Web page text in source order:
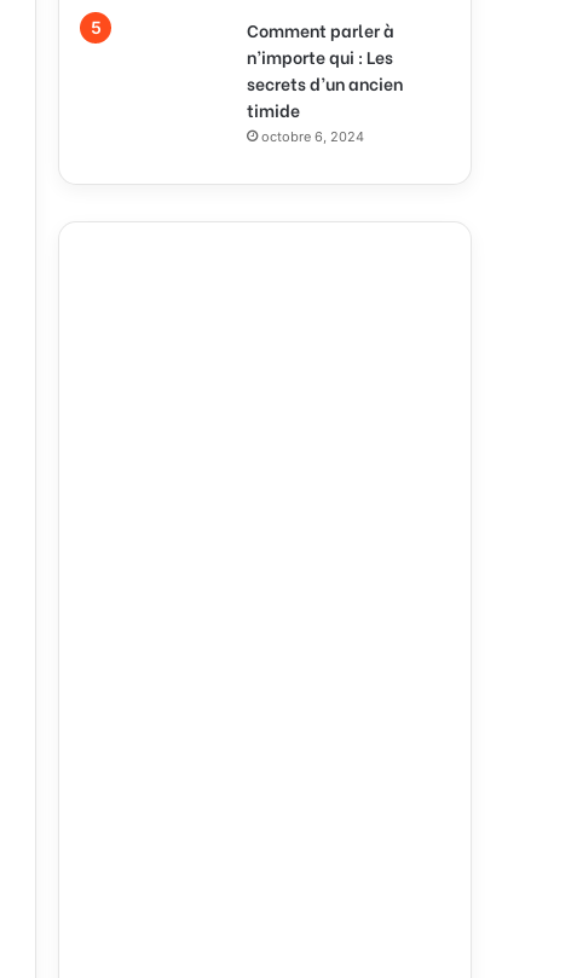
Comment parler à
n’importe qui : Les
secrets d’un ancien
timide
octobre 6, 2024